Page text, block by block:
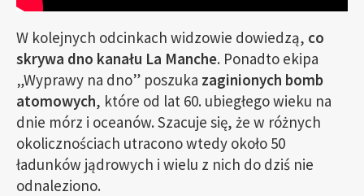
W kolejnych odcinkach widzowie dowiedzą, co
skrywa dno kanału La Manche. Ponadto ekipa
„Wyprawy na dno” poszuka zaginionych bomb
atomowych, które od lat 60. ubiegłego wieku na
dnie mórz i oceanów. Szacuje się, że w różnych
okolicznościach utracono wtedy około 50
ładunków jądrowych i wielu z nich do dziś nie
odnaleziono.